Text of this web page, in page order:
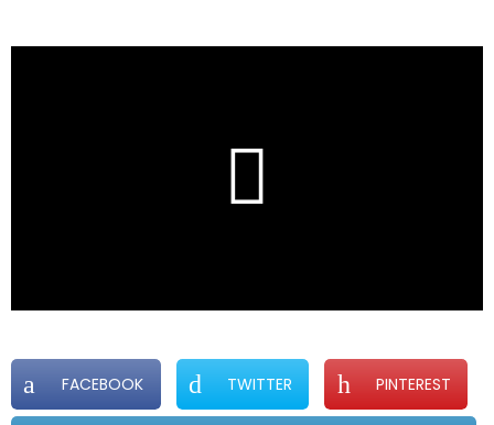
FACEBOOK TWITTER PINTEREST